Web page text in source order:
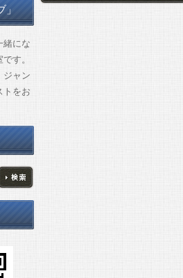
」
緒にな
す。
ジャン
トをお